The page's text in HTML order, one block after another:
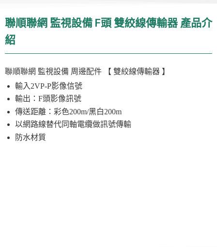
聯順聯網 監視設備 F頭 雙絞線傳輸器 產品介
紹
聯順聯網 監視設備 周邊配件 【 雙絞線傳輸器 】
輸入2VP-P影像信號
輸出：F頭影像訊號
傳送距離：彩色200m/黑白200m
以網路線替代同軸電纜做訊號傳輸
防水材質